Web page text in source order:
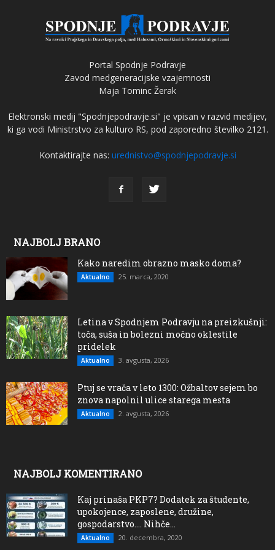
Portal Spodnje Podravje
Zavod medgeneracijske vzajemnosti
Maja Tominc Žerak
Elektronski medij "Spodnjepodravje.si" je vpisan v razvid medijev,
ki ga vodi Ministrstvo za kulturo RS, pod zaporedno številko 2121.
Kontaktirajte nas: urednistvo@spodnjepodravje.si
NAJBOLJ BRANO
Kako naredim obrazno masko doma?
Aktualno 25. marca, 2020
Letina v Spodnjem Podravju na preizkušnji:
toča, suša in bolezni močno oklestile
pridelek
Aktualno 3. avgusta, 2026
Ptuj se vrača v leto 1300: Ožbaltov sejem bo
znova napolnil ulice starega mesta
Aktualno 2. avgusta, 2026
NAJBOLJ KOMENTIRANO
Kaj prinaša PKP7? Dodatek za študente,
upokojence, zaposlene, družine,
gospodarstvo…. Nihče...
Aktualno 20. decembra, 2020